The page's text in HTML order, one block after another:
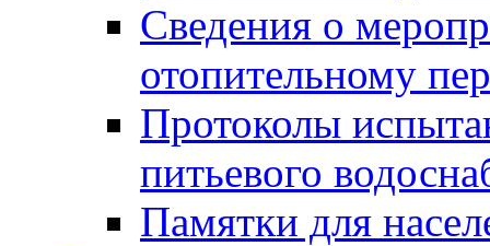
Сведения о
отопительному
Протоколы
питьевого
Памятки для